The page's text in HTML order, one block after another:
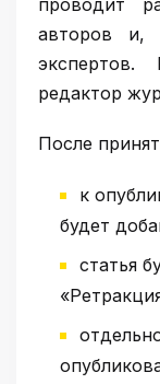
авторов и,
экспертов.
редактор
После
к
будет
статья